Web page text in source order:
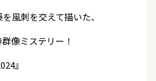
風刺を交えて描いた、
像ミステリー！
』